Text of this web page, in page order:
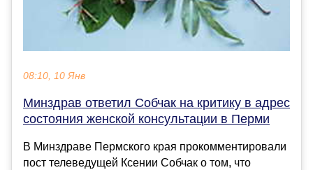
08:10, 10 Янв
Минздрав ответил Собчак на критику в адрес
состояния женской консультации в Перми
В Минздраве Пермского края прокомментировали
пост телеведущей Ксении Собчак о том, что